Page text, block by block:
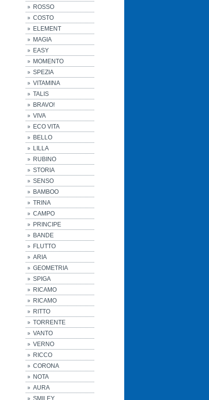
ROSSO
COSTO
ELEMENT
MAGIA
EASY
MOMENTO
SPEZIA
VITAMINA
TALIS
BRAVO!
VIVA
ECO VITA
BELLO
LILLA
RUBINO
STORIA
SENSO
BAMBOO
TRINA
CAMPO
PRINCIPE
BANDE
FLUTTO
ARIA
GEOMETRIA
SPIGA
RICAMO
RICAMO
RITTO
TORRENTE
VANTO
VERNO
RICCO
CORONA
NOTA
AURA
SMILEY